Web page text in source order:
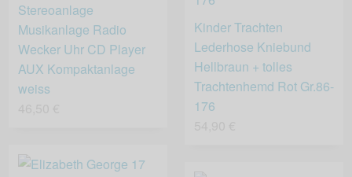
Stereoanlage
Musikanlage Radio
Wecker Uhr CD Player
AUX Kompaktanlage
weiss
Kinder Trachten
Lederhose Kniebund
Hellbraun + tolles
Trachtenhemd Rot Gr.86-
176